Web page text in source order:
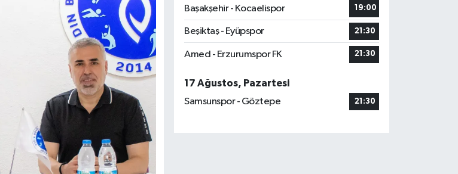
Başakşehir - Kocaelispor
19:00
Beşiktaş - Eyüpspor 21:30
Amed - Erzurumspor FK 21:30
17 Ağustos, Pazartesi
Samsunspor - Göztepe
21:30